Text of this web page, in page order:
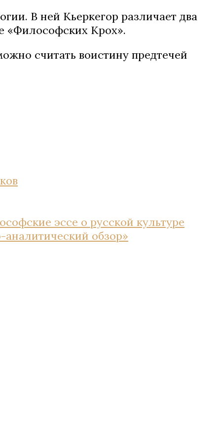
В ней Кьеркегор различает два
«Философских Крох».
считать воистину предтечей
эссе о русской культуре
обзор»